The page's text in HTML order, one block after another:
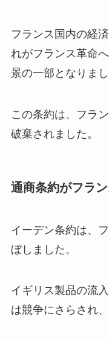
フランス国内の経
れがフランス革命
景の一部となりまし
この条約は、フラ
破棄されました。
通商条約がフラ
イーデン条約は、
ぼしました。
イギリス製品の流
は競争にさらされ